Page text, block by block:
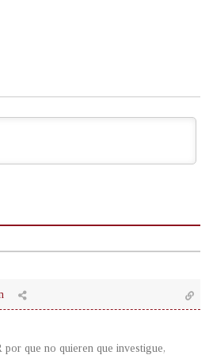
que no quieren que investigue,